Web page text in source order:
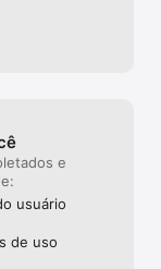
e
usuário
de uso